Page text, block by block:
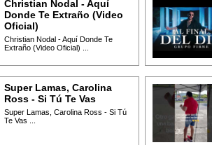
Christian Nodal - Aquí
Donde Te Extraño (Video
Oficial)
Christian Nodal - Aquí Donde Te
Extraño (Video Oficial) ...
Super Lamas, Carolina
Ross - Si Tú Te Vas
Super Lamas, Carolina Ross - Si Tú
Te Vas ...